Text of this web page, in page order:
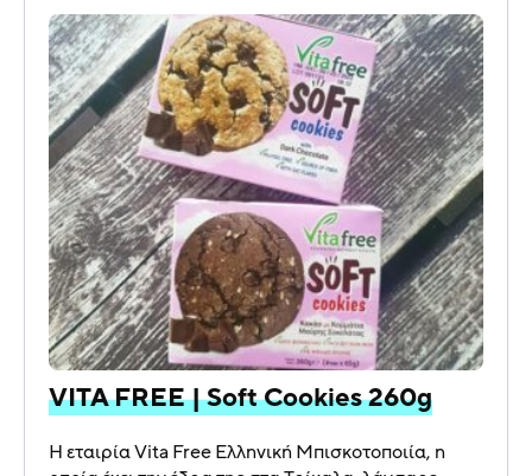
VITA FREE | Soft Cookies 260g
Η εταιρία Vita Free Ελληνική Μπισκοτοποιία, η